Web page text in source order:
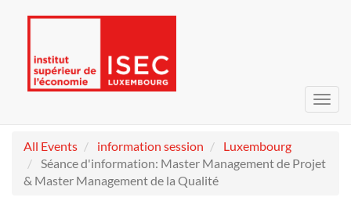
All Events
information session
Luxembourg
Séance d'information: Master Management de Projet
& Master Management de la Qualité